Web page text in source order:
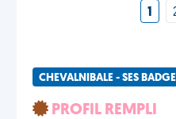
1
CHEVALNIBALE - SES
PROFIL REMPLI